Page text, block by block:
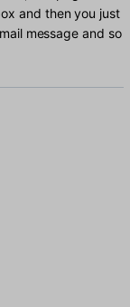
and then you just
message and so